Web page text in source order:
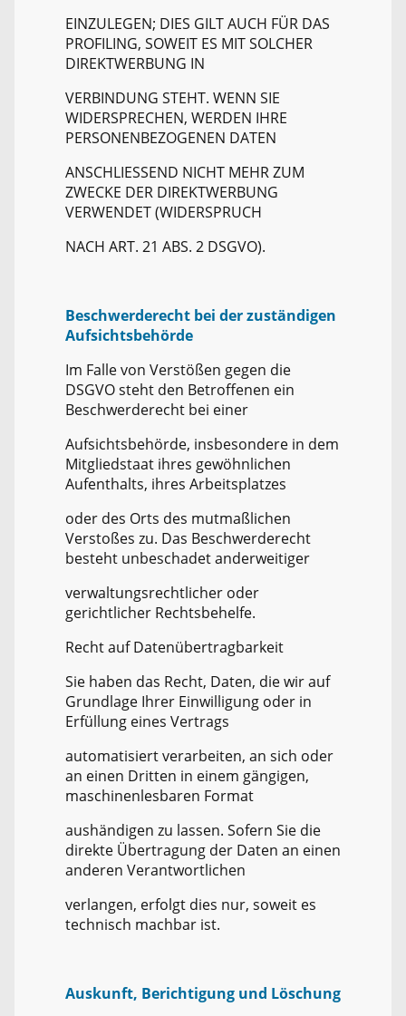
EINZULEGEN; DIES GILT AUCH FÜR DAS
PROFILING, SOWEIT ES MIT SOLCHER
DIREKTWERBUNG IN
VERBINDUNG STEHT. WENN SIE
WIDERSPRECHEN, WERDEN IHRE
PERSONENBEZOGENEN DATEN
ANSCHLIESSEND NICHT MEHR ZUM
ZWECKE DER DIREKTWERBUNG
VERWENDET (WIDERSPRUCH
NACH ART. 21 ABS. 2 DSGVO).
Beschwerderecht bei der zuständigen
Aufsichtsbehörde
Im Falle von Verstößen gegen die
DSGVO steht den Betroffenen ein
Beschwerderecht bei einer
Aufsichtsbehörde, insbesondere in dem
Mitgliedstaat ihres gewöhnlichen
Aufenthalts, ihres Arbeitsplatzes
oder des Orts des mutmaßlichen
Verstoßes zu. Das Beschwerderecht
besteht unbeschadet anderweitiger
verwaltungsrechtlicher oder
gerichtlicher Rechtsbehelfe.
Recht auf Datenübertragbarkeit
Sie haben das Recht, Daten, die wir auf
Grundlage Ihrer Einwilligung oder in
Erfüllung eines Vertrags
automatisiert verarbeiten, an sich oder
an einen Dritten in einem gängigen,
maschinenlesbaren Format
aushändigen zu lassen. Sofern Sie die
direkte Übertragung der Daten an einen
anderen Verantwortlichen
verlangen, erfolgt dies nur, soweit es
technisch machbar ist.
Auskunft, Berichtigung und Löschung